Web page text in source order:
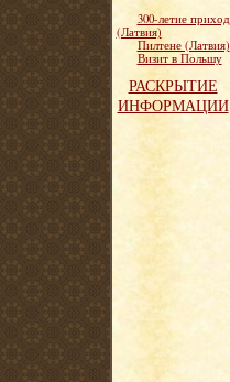
300-летие
(Латвия)
Пилтене (Латвия)
Визит в Польшу
РАСКРЫТИЕ
ИНФОРМАЦИИ